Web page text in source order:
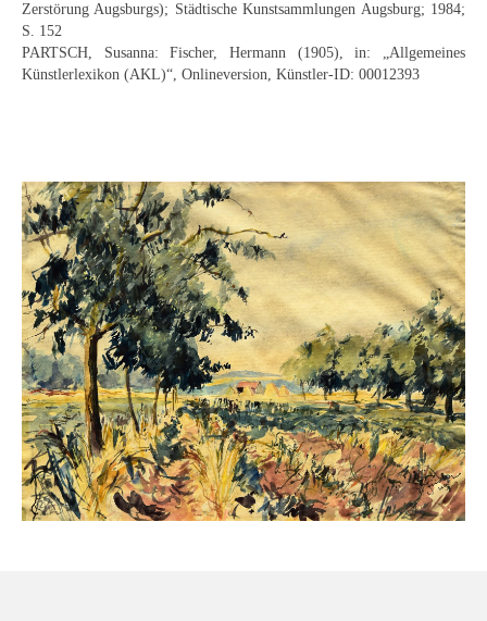
Neues
Tägliche Dosis Kunst
Themenflyer: Buch und Schrift in der Kunst
Themenflyer: Sehnsucht Süden
Themenflyer: Walter Becker
Themenflyer: Richild Holt
Themenflyer: Ernst Geitlinger
Themenflyer: Michel Wagner
Weitere Themenflyer
Buchempfehlungen
Zerstörung Augsburgs); Städtische Kunstsammlungen Augsburg; 1984;
S. 152
PARTSCH, Susanna: Fischer, Hermann (1905), in: „Allgemeines
Künstlerlexikon (AKL)“, Onlineversion, Künstler-ID: 00012393